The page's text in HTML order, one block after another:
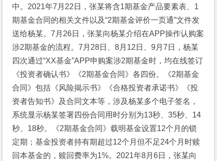
中。2021年7月22日，张某将含1期基金产品要素表、1
期基金合同的相关文件以及“2期基金评价一页通”文件发
送给杨某。7月26日，张某向杨某介绍在APP操作认购案
涉2期基金的流程。7月28日、8月12日、9月7日，杨某
四次通过“XX基金”APP申购案涉2期基金时，均在线签订
《投资者确认书》《2期基金合同》各四份。《2期基金
合同》包括《风险揭示书》《合格投资者承诺书》《投
资者告知书》及合同文本等，涉及杨某多个电子签名，
系统显示杨某签署四份合同用时分别为13秒、35秒、14
秒、18秒。《2期基金合同》载明基金设置12个月的锁
定期；基金投资者持有期超过12个月但不足24个月时赎
回本基金的，赎回费率为1%。2021年8月6日，张某向